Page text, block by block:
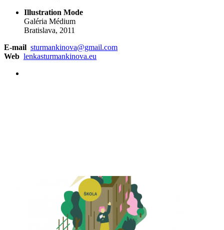
Illustration Mode
Galéria Médium
Bratislava, 2011
E-mail sturmankinova@gmail.com
Web lenkasturmankinova.eu